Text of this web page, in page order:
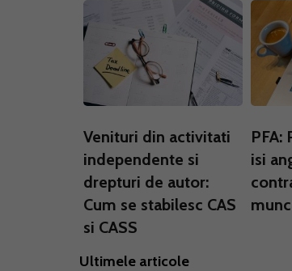
Venituri din activitati
independente si
drepturi de autor:
Cum se stabilesc CAS
si CASS
PFA:
isi
Ultimele articole